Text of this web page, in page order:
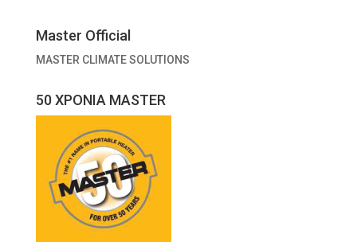
Master Official
MASTER CLIMATE SOLUTIONS
50 ΧΡΟΝΙΑ MASTER